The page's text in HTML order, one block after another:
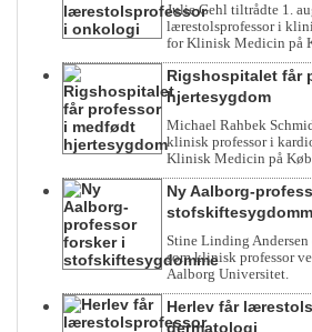
Julie Gehl tiltrådte 1.
lærestolsprofessor i
for Klinisk Medicin på
Rigshospitalet får
hjertesygdom
Michael Rahbek
klinisk professor i
Klinisk Medicin på
Ny Aalborg-
Stine Linding
som klinisk professor
Aalborg Universitet.
Herlev får
dermatologi